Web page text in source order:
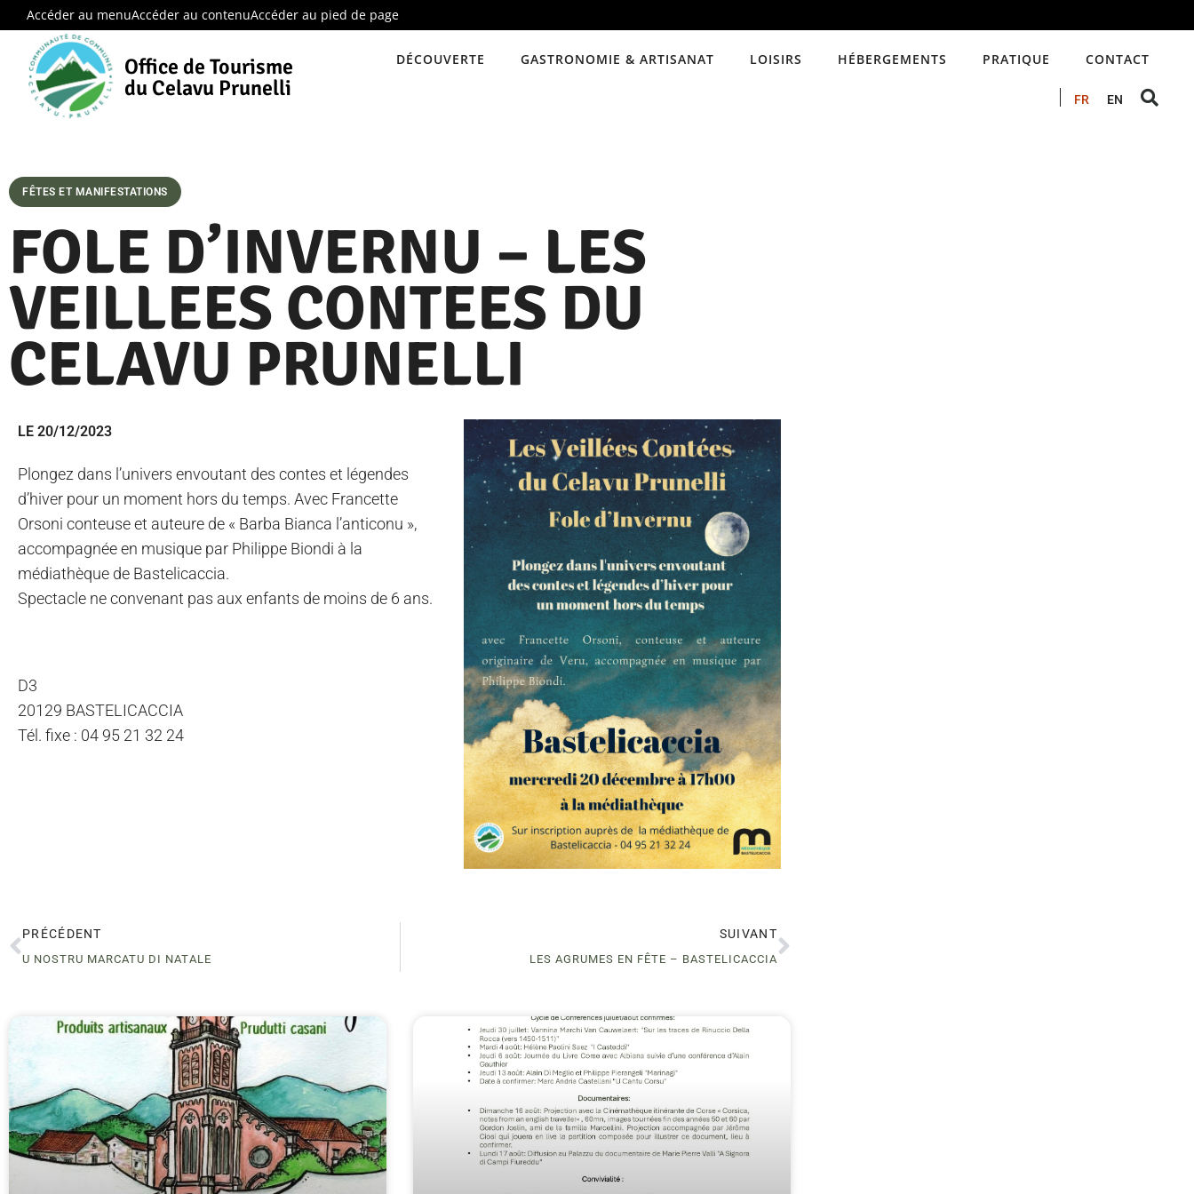
Accéder au menuAccéder au contenuAccéder au pied de page
Office de Tourisme
du Celavu Prunelli
DÉCOUVERTE GASTRONOMIE & ARTISANAT LOISIRS HÉBERGEMENTS PRATIQUE CONTACT
FR EN
FÊTES ET MANIFESTATIONS
FOLE D’INVERNU – LES
VEILLEES CONTEES DU
CELAVU PRUNELLI
LE 20/12/2023
Plongez dans l’univers envoutant des contes et légendes
d’hiver pour un moment hors du temps. Avec Francette
Orsoni conteuse et auteure de « Barba Bianca l’anticonu »,
accompagnée en musique par Philippe Biondi à la
médiathèque de Bastelicaccia.
Spectacle ne convenant pas aux enfants de moins de 6 ans.
D3
20129 BASTELICACCIA
Tél. fixe : 04 95 21 32 24
PRÉCÉDENT
U NOSTRU MARCATU DI NATALE
SUIVANT
LES AGRUMES EN FÊTE – BASTELICACCIA